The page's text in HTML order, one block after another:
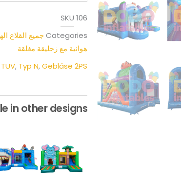
SKU 106
Categoriesجميع القلاع
هوائية مع زحليقة مغلقة
TÜV, Typ N,Gebläse 2PS
in other designs: